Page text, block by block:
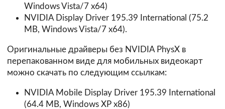
Windows Vista/7 x64)
NVIDIA Display Driver 195.39 International (75.2
MB, Windows Vista/7 x64).
Оригинальные драйверы без NVIDIA PhysX в
перепакованном виде для мобильных видеокарт
можно скачать по следующим ссылкам:
NVIDIA Mobile Display Driver 195.39 International
(64.4 MB, Windows XP x86)